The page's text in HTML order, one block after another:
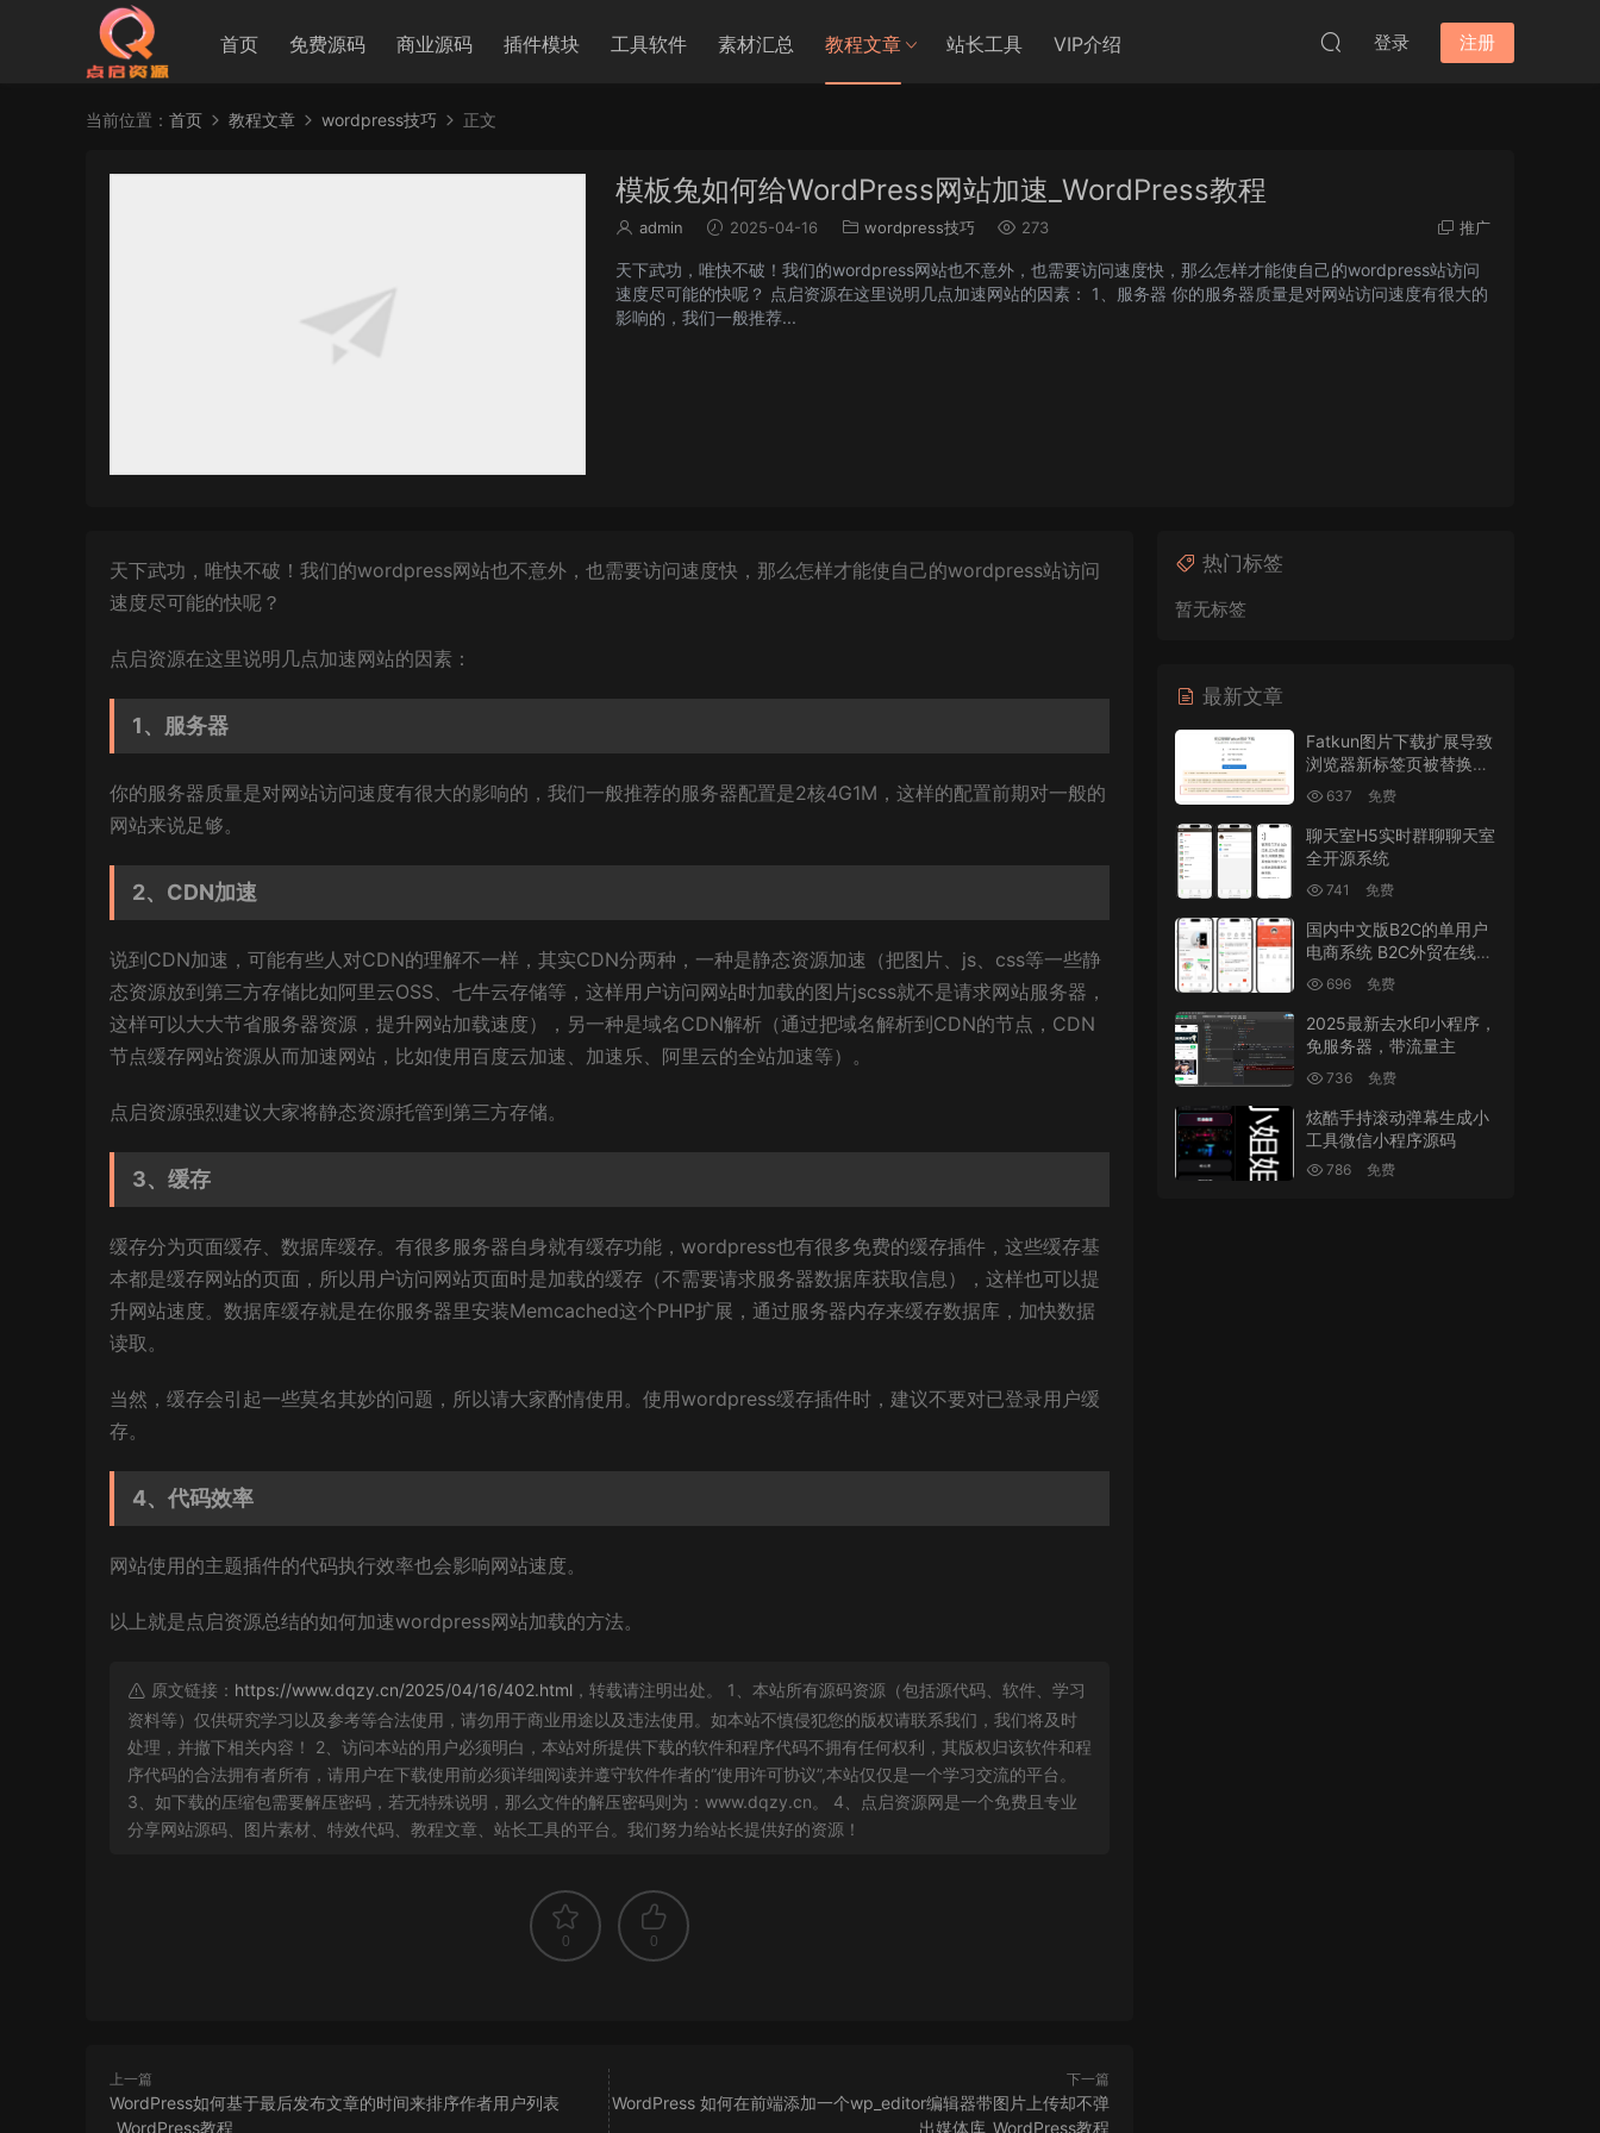
首页 免费源码 商业源码 插件模块 工具软件 素材汇总 教程文章 站长工具 VIP介绍 登录 注册
当前位置： 首页 教程文章 wordpress技巧 正文
模板兔如何给WordPress网站加速_WordPress教程
admin 2025-04-16 wordpress技巧 273 推广
天下武功，唯快不破！我们的wordpress网站也不意外，也需要访问速度快，那么怎样才能使自己的wordpress站访问
速度尽可能的快呢？ 点启资源在这里说明几点加速网站的因素： 1、服务器 你的服务器质量是对网站访问速度有很大的
影响的，我们一般推荐...
天下武功，唯快不破！我们的wordpress网站也不意外，也需要访问速度快，那么怎样才能使自己的wordpress站访问
速度尽可能的快呢？
点启资源在这里说明几点加速网站的因素：
1、服务器
你的服务器质量是对网站访问速度有很大的影响的，我们一般推荐的服务器配置是2核4G1M，这样的配置前期对一般的
网站来说足够。
2、CDN加速
说到CDN加速，可能有些人对CDN的理解不一样，其实CDN分两种，一种是静态资源加速（把图片、js、css等一些静
态资源放到第三方存储比如阿里云OSS、七牛云存储等，这样用户访问网站时加载的图片jscss就不是请求网站服务器，
这样可以大大节省服务器资源，提升网站加载速度），另一种是域名CDN解析（通过把域名解析到CDN的节点，CDN
节点缓存网站资源从而加速网站，比如使用百度云加速、加速乐、阿里云的全站加速等）。
点启资源强烈建议大家将静态资源托管到第三方存储。
3、缓存
缓存分为页面缓存、数据库缓存。有很多服务器自身就有缓存功能，wordpress也有很多免费的缓存插件，这些缓存基
本都是缓存网站的页面，所以用户访问网站页面时是加载的缓存（不需要请求服务器数据库获取信息），这样也可以提
升网站速度。数据库缓存就是在你服务器里安装Memcached这个PHP扩展，通过服务器内存来缓存数据库，加快数据
读取。
当然，缓存会引起一些莫名其妙的问题，所以请大家酌情使用。使用wordpress缓存插件时，建议不要对已登录用户缓
存。
4、代码效率
网站使用的主题插件的代码执行效率也会影响网站速度。
以上就是点启资源总结的如何加速wordpress网站加载的方法。
原文链接： https://www.dqzy.cn/2025/04/16/402.html ，转载请注明出处。 1、本站所有源码资源（包括源代码、软件、学习
资料等）仅供研究学习以及参考等合法使用，请勿用于商业用途以及违法使用。如本站不慎侵犯您的版权请联系我们，我们将及时
处理，并撤下相关内容！ 2、访问本站的用户必须明白，本站对所提供下载的软件和程序代码不拥有任何权利，其版权归该软件和程
序代码的合法拥有者所有，请用户在下载使用前必须详细阅读并遵守软件作者的“使用许可协议”,本站仅仅是一个学习交流的平台。
3、如下载的压缩包需要解压密码，若无特殊说明，那么文件的解压密码则为：www.dqzy.cn。 4、点启资源网是一个免费且专业
分享网站源码、图片素材、特效代码、教程文章、站长工具的平台。我们努力给站长提供好的资源！
0 0
上一篇
WordPress如何基于最后发布文章的时间来排序作者用户列表
_WordPress教程
下一篇
WordPress 如何在前端添加一个wp_editor编辑器带图片上传却不弹
出媒体库_WordPress教程
热门标签
暂无标签
最新文章
Fatkun图片下载扩展导致
浏览器新标签页被替换的
修复637 免费
聊天室H5实时群聊聊天室
全开源系统
741 免费
国内中文版B2C的单用户
电商系统 B2C外贸在线购
物商城源码
696 免费
2025最新去水印小程序，
免服务器，带流量主
736 免费
炫酷手持滚动弹幕生成小
工具微信小程序源码
786 免费